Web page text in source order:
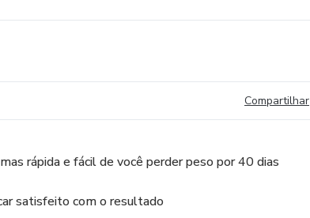
Compartilhar
rápida e fácil de você perder peso por 40 dias
satisfeito com o resultado